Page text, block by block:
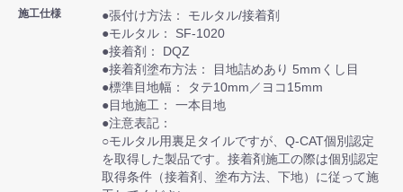
施工仕様
●張付け方法： モルタル/接着剤
●モルタル： SF-1020
●接着剤： DQZ
●接着剤塗布方法： 目地詰めあり 5mmくし目
●標準目地幅： タテ10mm／ヨコ15mm
●目地施工： 一本目地
●注意表記：
○モルタル用裏足タイルですが、Q-CAT個別認定
を取得した製品です。接着剤施工の際は個別認定
取得条件（接着剤、塗布方法、下地）に従って施